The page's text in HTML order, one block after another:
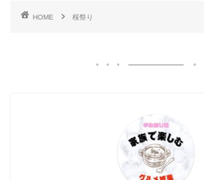
HOME 桜祭り